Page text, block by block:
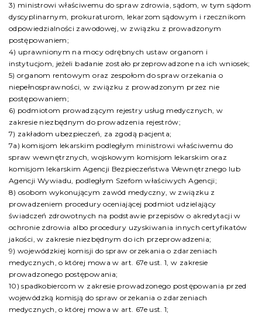
3) ministrowi właściwemu do spraw zdrowia, sądom, w tym sądom
dyscyplinarnym, prokuraturom, lekarzom sądowym i rzecznikom
odpowiedzialności zawodowej, w związku z prowadzonym
postępowaniem;
4) uprawnionym na mocy odrębnych ustaw organom i
instytucjom, jeżeli badanie zostało przeprowadzone na ich wniosek;
5) organom rentowym oraz zespołom do spraw orzekania o
niepełnosprawności, w związku z prowadzonym przez nie
postępowaniem;
6) podmiotom prowadzącym rejestry usług medycznych, w
zakresie niezbędnym do prowadzenia rejestrów;
7) zakładom ubezpieczeń, za zgodą pacjenta;
7a) komisjom lekarskim podległym ministrowi właściwemu do
spraw wewnętrznych, wojskowym komisjom lekarskim oraz
komisjom lekarskim Agencji Bezpieczeństwa Wewnętrznego lub
Agencji Wywiadu, podległym Szefom właściwych Agencji;
8) osobom wykonującym zawód medyczny, w związku z
prowadzeniem procedury oceniającej podmiot udzielający
świadczeń zdrowotnych na podstawie przepisów o akredytacji w
ochronie zdrowia albo procedury uzyskiwania innych certyfikatów
jakości, w zakresie niezbędnym do ich przeprowadzenia;
9) wojewódzkiej komisji do spraw orzekania o zdarzeniach
medycznych, o której mowa w art. 67e ust. 1, w zakresie
prowadzonego postępowania;
10) spadkobiercom w zakresie prowadzonego postępowania przed
wojewódzką komisją do spraw orzekania o zdarzeniach
medycznych, o której mowa w art. 67e ust. 1;